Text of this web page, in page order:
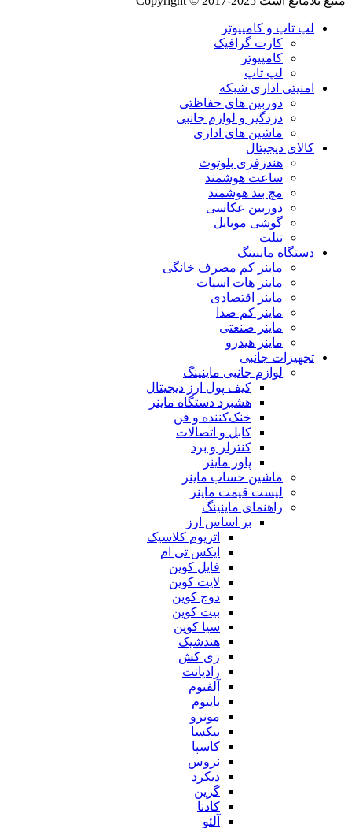
لپ تاپ و کامپیوتر
کارت گرافیک
کامپیوتر
لپ تاپ
امنیتی اداری شبکه
دوربین های حفاظتی
دزدگیر و لوازم جانبی
ماشین های اداری
کالای دیجیتال
هندزفری بلوتوث
ساعت هوشمند
مچ بند هوشمند
دوربین عکاسی
گوشی موبایل
تبلت
دستگاه ماینینگ
ماینر کم مصرف خانگی
ماینر هات اسپات
ماینر اقتصادی
ماینر کم‌ صدا
ماینر صنعتی
ماینر هیدرو
تجهیزات جانبی
لوازم جانبی ماینینگ
کیف پول ارز دیجیتال
هشبرد دستگاه ماینر
خنک‌کننده و فن
کابل و اتصالات
کنترلر و برد
پاور ماینر
ماشین حساب ماینر
لیست قیمت ماینر
راهنمای ماینینگ
بر اساس ارز
اتریوم کلاسیک
ایکس تی ام
فایل کوین
لایت کوین
دوج کوین
بیت کوین
سیا کوین
هندشیک
زی کش
رادیانت
آلفیوم
بایتوم
مونرو
نیکسا
کاسپا
نروس
دیکرد
گرین
کادنا
آلئو